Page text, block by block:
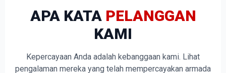
APA KATA PELANGGAN
KAMI
Kepercayaan Anda adalah kebanggaan kami. Lihat
pengalaman mereka yang telah mempercayakan armada